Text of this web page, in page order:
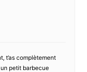
t’as complètement
un petit barbecue